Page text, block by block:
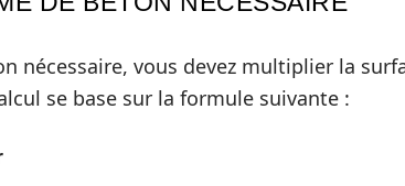
nécessaire, vous devez multiplier la
se base sur la formule suivante :